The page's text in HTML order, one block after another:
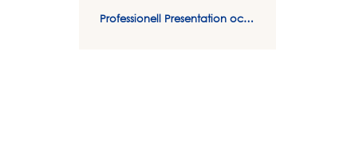
Professionell Presentation och Retorik